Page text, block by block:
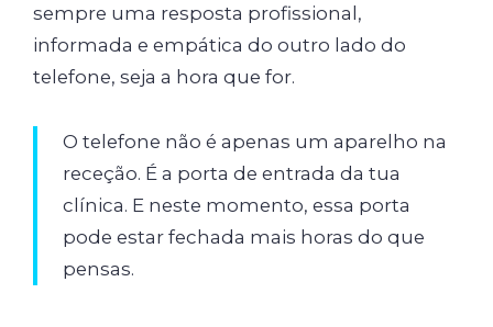
sempre uma resposta profissional,
informada e empática do outro lado do
telefone, seja a hora que for.
O telefone não é apenas um aparelho na
receção. É a porta de entrada da tua
clínica. E neste momento, essa porta
pode estar fechada mais horas do que
pensas.